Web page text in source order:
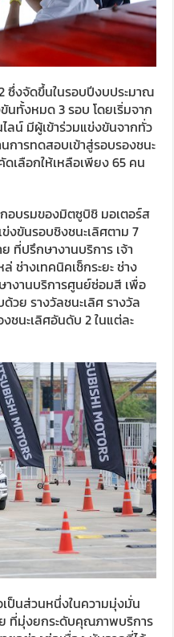
ซึ่งจัดขึ้นในรอบปีงบประมาณ
นทั้งหมด 3 รอบ โดยเริ่มจาก
ลน์ มีผู้เข้าร่วมแข่งขันจากทั่ว
การทดสอบเข้าสู่รอบรองชนะ
เลือกให้เหลือเพียง 65 คน
อบรมของมิตซูบิชิ มอเตอร์ส
งขันรอบชิงชนะเลิศตาม 7
ที่ปรึกษางานบริการ เจ้า
ช่างเทคนิคเช็กระยะ ช่าง
างานบริการศูนย์ซ่อมสี เพื่อ
วย รางวัลชนะเลิศ รางวัล
ชนะเลิศอันดับ 2 ในแต่ละ
ป็นส่วนหนึ่งในความมุ่งมั่น
ที่มุ่งยกระดับคุณภาพบริการ